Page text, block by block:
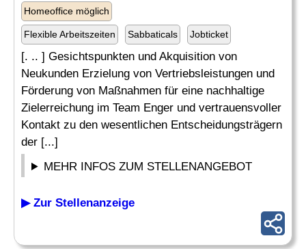
Homeoffice möglich
Flexible Arbeitszeiten Sabbaticals Jobticket
[. .. ] Gesichtspunkten und Akquisition von
Neukunden Erzielung von Vertriebsleistungen und
Förderung von Maßnahmen für eine nachhaltige
Zielerreichung im Team Enger und vertrauensvoller
Kontakt zu den wesentlichen Entscheidungsträgern
der [...]
MEHR INFOS ZUM STELLENANGEBOT
▶ Zur Stellenanzeige